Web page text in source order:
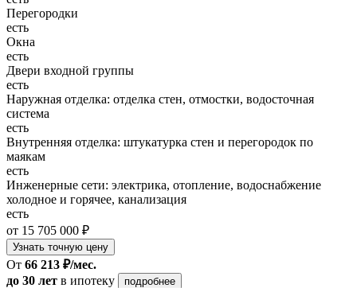
Перегородки
есть
Окна
есть
Двери входной группы
есть
Наружная отделка: отделка стен, отмостки, водосточная
система
есть
Внутренняя отделка: штукатурка стен и перегородок по
маякам
есть
Инженерные сети: электрика, отопление, водоснабжение
холодное и горячее, канализация
есть
от 15 705 000 ₽
Узнать точную цену
От 66 213 ₽/мес.
до 30 лет в ипотеку подробнее